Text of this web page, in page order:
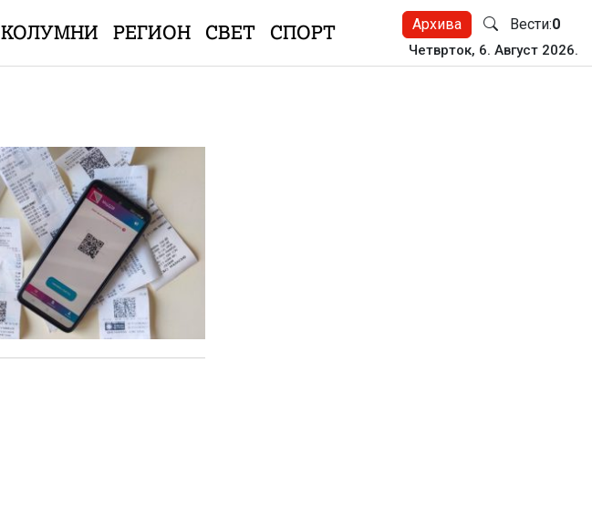
КОЛУМНИ РЕГИОН СВЕТ СПОРТ Архива Вести:0
Четврток, 6. Август 2026.